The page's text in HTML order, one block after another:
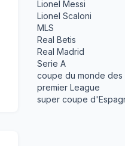
Lionel Messi
Lionel Scaloni
MLS
Real Betis
Real Madrid
Serie A
coupe du monde des
premier League
super coupe